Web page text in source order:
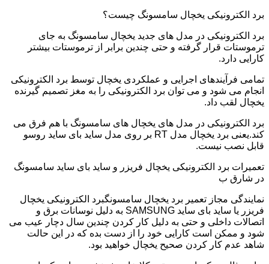
برد الکترونیکی یخچال سامسونگ چیست؟
برد الکترونیکی در مدل های جدید یخچال سامسونگ به جای
ترموستات قرار گرفته و حتی چندین برابر از ترموستات بیشتر
کارایی دارد.
تمامی فرآیندهای اجرایی و عملکردی یخچال توسط برد الکترونیکی
انجام می شود و می توان برد الکترونیکی را به مغز تصمیم گیرنده
یخچال لقب داد.
برد الکترونیکی در مدل های یخچال های سامسونگ با هم فرق می
کند.یعنی برد یخچال مدل RT بر روی مدل ساید بای ساید روسو
قابل نصب نیست.
تعمیرات برد الکترونیکی یخچال فریزر و ساید بای ساید سامسونگ
در شارق ب
نمایندگی مجاز تعمیر برد یخچال سامسونگبرد الکترونیکی یخچال
فریزر یا ساید بای ساید SAMSUNG به دلیل نوسانات برق و
اتصالات داخلی و حتی به دلیل کار کردن چندین سال دچار عیب می
شود و ممکن است کارایی خود را از دست بده که در این حالت
شاهد عدم کار کردن صحیح یخچال خواهید بود.